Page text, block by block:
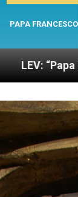
PAPA FRANCESCO
Un uomo di